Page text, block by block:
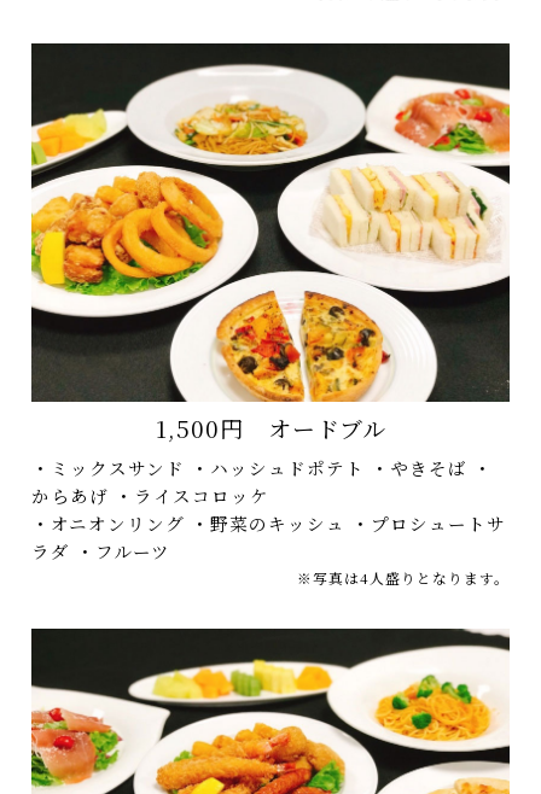
1,500円 オードブル
・ミックスサンド ・ハッシュドポテト ・やきそば ・
からあげ ・ライスコロッケ
・オニオンリング ・野菜のキッシュ ・プロシュートサ
ラダ ・フルーツ
※写真は4人盛りとなります。